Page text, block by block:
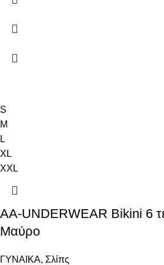
S
M
L
XL
XXL
AA-UNDERWEAR Bikini 6
Μαύρο
ΓΥΝΑΙΚΑ, Σλίπς